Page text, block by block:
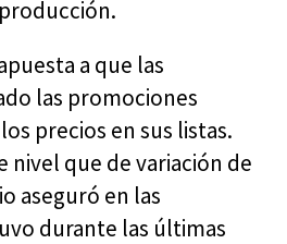
a que las
las promociones
los precios en sus listas.
nivel que de variación de
aseguró en las
durante las últimas